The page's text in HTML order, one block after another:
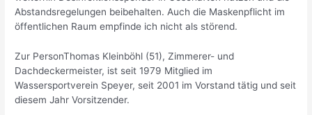
Abstandsregelungen beibehalten. Auch die Maskenpflicht im
öffentlichen Raum empfinde ich nicht als störend.
Zur PersonThomas Kleinböhl (51), Zimmerer- und
Dachdeckermeister, ist seit 1979 Mitglied im
Wassersportverein Speyer, seit 2001 im Vorstand tätig und seit
diesem Jahr Vorsitzender.